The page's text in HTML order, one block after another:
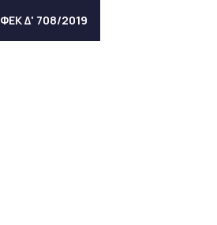
ΦΕΚ Δ' 708/2019